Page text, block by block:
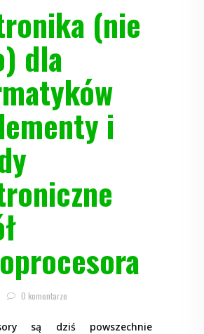
(nie
dla
i
0 komentarze
są dziś powszechnie